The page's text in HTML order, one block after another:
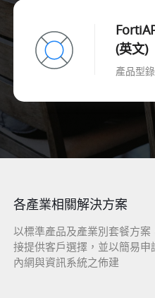
(英文)
產品型錄
各產業相關解決方案
以標準產品及產業別套餐方
接提供客戶選擇，並以簡易
內網與資訊系統之佈建